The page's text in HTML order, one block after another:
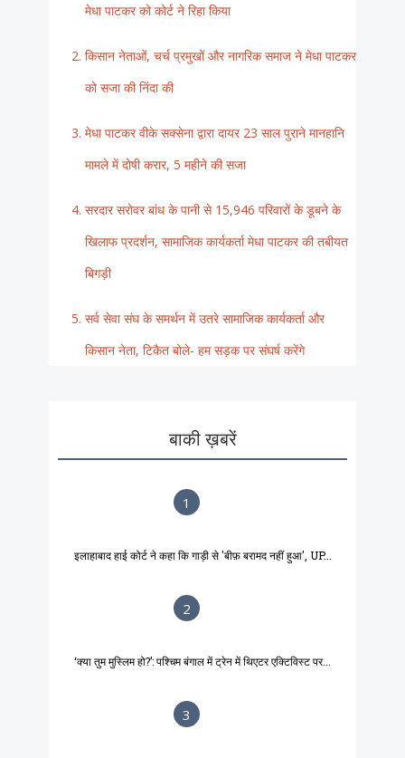
मेधा पाटकर को कोर्ट ने रिहा किया
किसान नेताओं, चर्च प्रमुखों और नागरिक समाज ने मेधा पाटकर
को सजा की निंदा की
मेधा पाटकर वीके सक्सेना द्वारा दायर 23 साल पुराने मानहानि
मामले में दोषी करार, 5 महीने की सजा
सरदार सरोवर बांध के पानी से 15,946 परिवारों के डूबने के
खिलाफ प्रदर्शन, सामाजिक कार्यकर्ता मेधा पाटकर की तबीयत
बिगड़ी
सर्व सेवा संघ के समर्थन में उतरे सामाजिक कार्यकर्ता और
किसान नेता, टिकैत बोले- हम सड़क पर संघर्ष करेंगे
बाकी ख़बरें
1
इलाहाबाद हाई कोर्ट ने कहा कि गाड़ी से 'बीफ़ बरामद नहीं हुआ', UP...
2
‘क्या तुम मुस्लिम हो?’: पश्चिम बंगाल में ट्रेन में थिएटर एक्टिविस्ट पर...
3